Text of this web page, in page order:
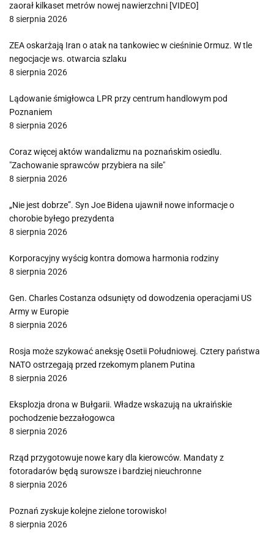
zaorał kilkaset metrów nowej nawierzchni [VIDEO]
8 sierpnia 2026
ZEA oskarżają Iran o atak na tankowiec w cieśninie Ormuz. W tle
negocjacje ws. otwarcia szlaku
8 sierpnia 2026
Lądowanie śmigłowca LPR przy centrum handlowym pod
Poznaniem
8 sierpnia 2026
Coraz więcej aktów wandalizmu na poznańskim osiedlu.
"Zachowanie sprawców przybiera na sile"
8 sierpnia 2026
„Nie jest dobrze”. Syn Joe Bidena ujawnił nowe informacje o
chorobie byłego prezydenta
8 sierpnia 2026
Korporacyjny wyścig kontra domowa harmonia rodziny
8 sierpnia 2026
Gen. Charles Costanza odsunięty od dowodzenia operacjami US
Army w Europie
8 sierpnia 2026
Rosja może szykować aneksję Osetii Południowej. Cztery państwa
NATO ostrzegają przed rzekomym planem Putina
8 sierpnia 2026
Eksplozja drona w Bułgarii. Władze wskazują na ukraińskie
pochodzenie bezzałogowca
8 sierpnia 2026
Rząd przygotowuje nowe kary dla kierowców. Mandaty z
fotoradarów będą surowsze i bardziej nieuchronne
8 sierpnia 2026
Poznań zyskuje kolejne zielone torowisko!
8 sierpnia 2026